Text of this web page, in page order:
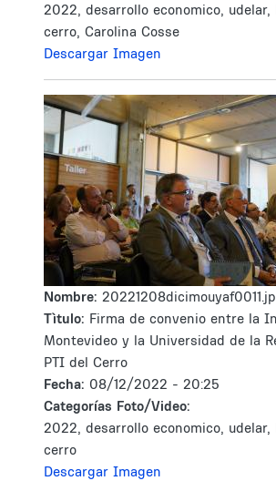
2022, desarrollo economico, udelar,
cerro, Carolina Cosse
Descargar Imagen
Nombre:
Tìtulo: Firma de convenio entre la
Montevideo y la Universidad de la
PTI del Cerro
Fecha: 08/12/2022 - 20:25
Categorías Foto/Video:
2022, desarrollo economico, udelar,
cerro
Descargar Imagen